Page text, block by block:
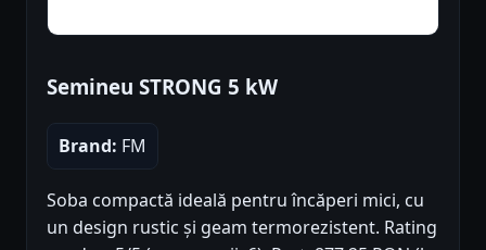
Semineu STRONG 5 kW
Brand: FM
Soba compactă ideală pentru încăperi mici, cu
un design rustic și geam termorezistent. Rating